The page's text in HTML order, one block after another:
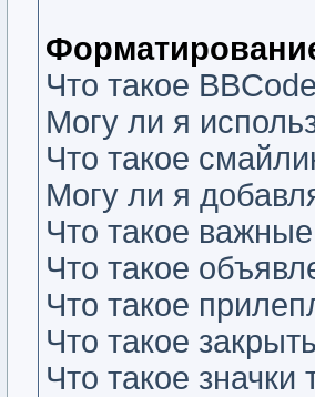
Что такое
Могу ли я
Что такое
Могу ли я
Что такое
Что такое
Что такое
Что такое
Что такое значки